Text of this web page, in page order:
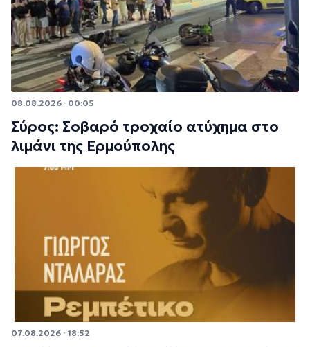
08.08.2026 · 00:05
Σύρος: Σοβαρό τροχαίο ατύχημα στο
λιμάνι της Ερμούπολης
07.08.2026 · 18:52